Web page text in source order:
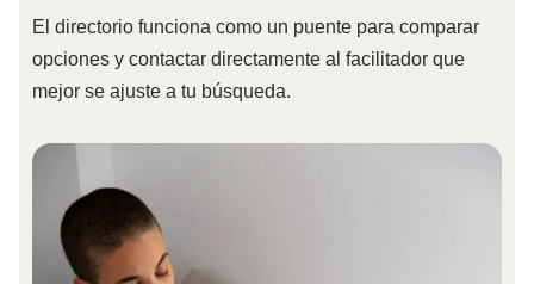
El directorio funciona como un puente para comparar
opciones y contactar directamente al facilitador que
mejor se ajuste a tu búsqueda.